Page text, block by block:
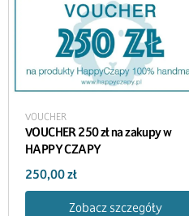
VOUCHER
VOUCHER 250 zł na zakupy w
HAPPY CZAPY
250,00zł
Zobacz szczegóły